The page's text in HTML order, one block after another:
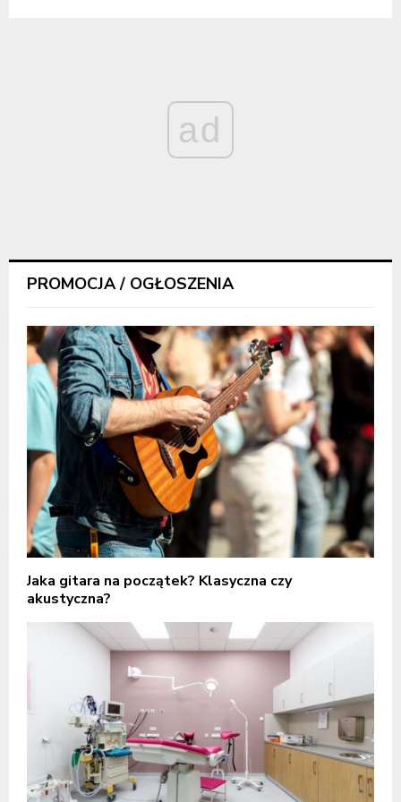
ad
PROMOCJA / OGŁOSZENIA
Jaka gitara na początek? Klasyczna czy
akustyczna?